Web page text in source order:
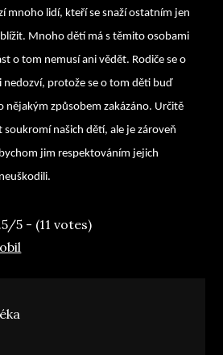
mnoho lidí, kteří se snaží ostatním jen
Mnoho dětí má s těmito osobami
o tom nemusí ani vědět. Rodiče se o
nedozví, protože se o tom děti buď
způsobem zakázáno. Určitě
našich dětí, ale je zároveň
jim respektováním jejich
5 - (11 votes)